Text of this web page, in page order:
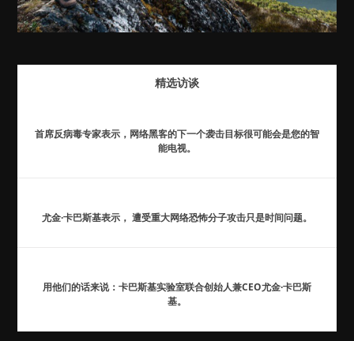
精选访谈
首席反病毒专家表示，网络黑客的下一个袭击目标很可能会是您的智
能电视。
尤金·卡巴斯基表示， 遭受重大网络恐怖分子攻击只是时间问题。
用他们的话来说：卡巴斯基实验室联合创始人兼CEO尤金·卡巴斯
基。